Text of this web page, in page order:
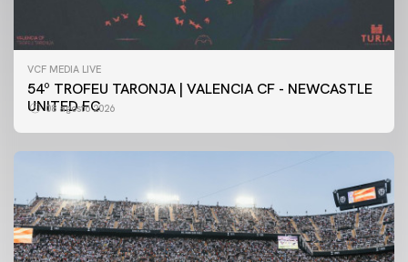
VCF MEDIA LIVE
54º TROFEU TARONJA | VALENCIA CF - NEWCASTLE
UNITED FC
08 agosto 2026